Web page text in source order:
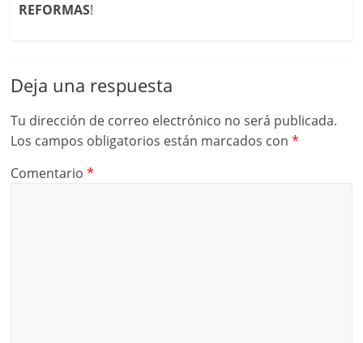
REFORMAS!
Deja una respuesta
Tu dirección de correo electrónico no será publicada.
Los campos obligatorios están marcados con*
Comentario*